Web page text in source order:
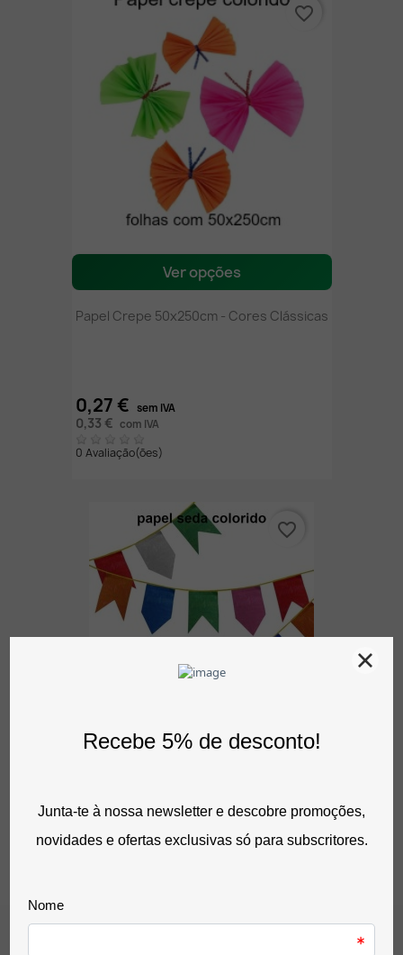
Ver opções
Papel Crepe 50x250cm - Cores Clássicas
0,27 € sem IVA
0,33 € com IVA
0 Avaliação(ões)
favorite_border
Ver opções
favorite_border